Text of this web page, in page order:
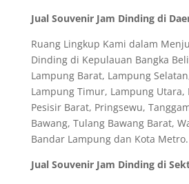
Jual Souvenir Jam Dinding di
Ruang Lingkup Kami dalam
Dinding di Kepulauan Bangka
Lampung Barat, Lampung
Lampung Timur, Lampung Utara,
Pesisir Barat, Pringsewu,
Bawang, Tulang Bawang Barat,
Bandar Lampung dan Kota Metro.
Jual Souvenir Jam Dinding di